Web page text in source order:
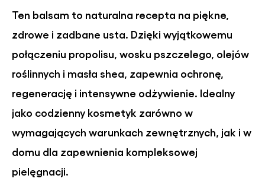
Ten balsam to naturalna recepta na piękne,
zdrowe i zadbane usta. Dzięki wyjątkowemu
połączeniu propolisu, wosku pszczelego, olejów
roślinnych i masła shea, zapewnia ochronę,
regenerację i intensywne odżywienie. Idealny
jako codzienny kosmetyk zarówno w
wymagających warunkach zewnętrznych, jak i w
domu dla zapewnienia kompleksowej
pielęgnacji.